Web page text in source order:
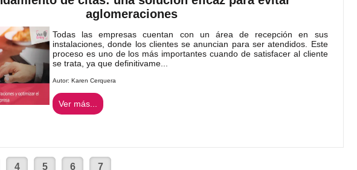
aglomeraciones
Todas las empresas cuentan con un área de recepción en sus
instalaciones, donde los clientes se anuncian para ser atendidos. Este
proceso es uno de los más importantes cuando de satisfacer al cliente
se trata, ya que definitivame...
Autor: Karen Cerquera
Ver más...
4 5 6 7